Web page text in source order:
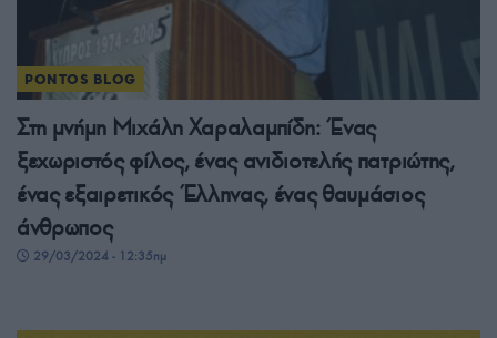
PONTOS BLOG
Στη μνήμη Μιχάλη Χαραλαμπίδη: Ένας
ξεχωριστός φίλος, ένας ανιδιοτελής πατριώτης,
ένας εξαιρετικός Έλληνας, ένας θαυμάσιος
άνθρωπος
29/03/2024 - 12:35πμ